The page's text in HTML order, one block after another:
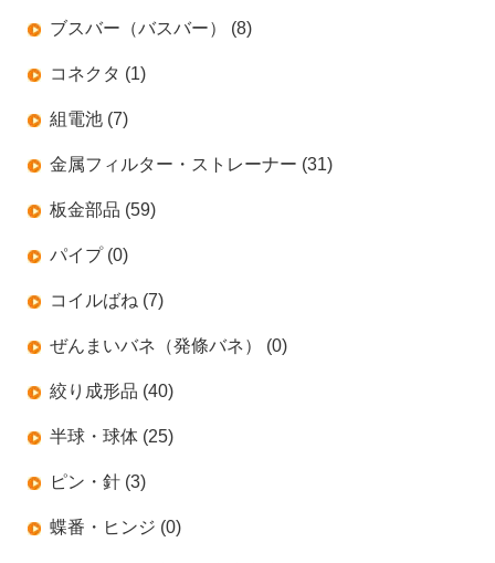
ブスバー（バスバー） (8)
コネクタ (1)
組電池 (7)
金属フィルター・ストレーナー (31)
板金部品 (59)
パイプ (0)
コイルばね (7)
ぜんまいバネ（発條バネ） (0)
絞り成形品 (40)
半球・球体 (25)
ピン・針 (3)
蝶番・ヒンジ (0)